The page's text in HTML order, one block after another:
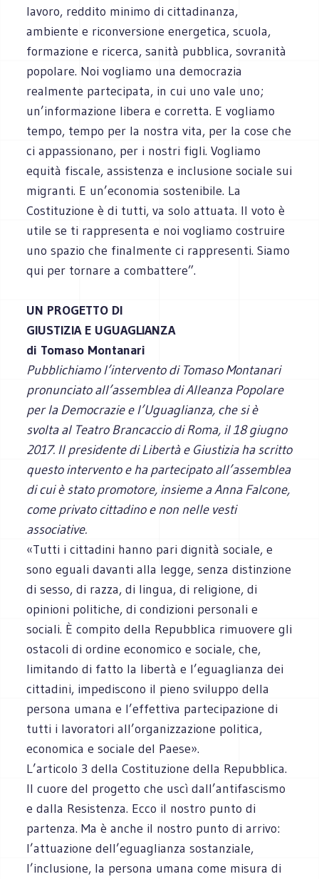
lavoro, reddito minimo di cittadinanza,
ambiente e riconversione energetica, scuola,
formazione e ricerca, sanità pubblica, sovranità
popolare. Noi vogliamo una democrazia
realmente partecipata, in cui uno vale uno;
un’informazione libera e corretta. E vogliamo
tempo, tempo per la nostra vita, per la cose che
ci appassionano, per i nostri figli. Vogliamo
equità fiscale, assistenza e inclusione sociale sui
migranti. E un’economia sostenibile. La
Costituzione è di tutti, va solo attuata. Il voto è
utile se ti rappresenta e noi vogliamo costruire
uno spazio che finalmente ci rappresenti. Siamo
qui per tornare a combattere”.
UN PROGETTO DI
GIUSTIZIA E UGUAGLIANZA
di Tomaso Montanari
Pubblichiamo l’intervento di Tomaso Montanari
pronunciato all’assemblea di Alleanza Popolare
per la Democrazie e l’Uguaglianza, che si è
svolta al Teatro Brancaccio di Roma, il 18 giugno
2017. Il presidente di Libertà e Giustizia ha scritto
questo intervento e ha partecipato all’assemblea
di cui è stato promotore, insieme a Anna Falcone,
come privato cittadino e non nelle vesti
associative.
«Tutti i cittadini hanno pari dignità sociale, e
sono eguali davanti alla legge, senza distinzione
di sesso, di razza, di lingua, di religione, di
opinioni politiche, di condizioni personali e
sociali. È compito della Repubblica rimuovere gli
ostacoli di ordine economico e sociale, che,
limitando di fatto la libertà e l’eguaglianza dei
cittadini, impediscono il pieno sviluppo della
persona umana e l’effettiva partecipazione di
tutti i lavoratori all’organizzazione politica,
economica e sociale del Paese».
L’articolo 3 della Costituzione della Repubblica.
Il cuore del progetto che uscì dall’antifascismo
e dalla Resistenza. Ecco il nostro punto di
partenza. Ma è anche il nostro punto di arrivo:
l’attuazione dell’eguaglianza sostanziale,
l’inclusione, la persona umana come misura di